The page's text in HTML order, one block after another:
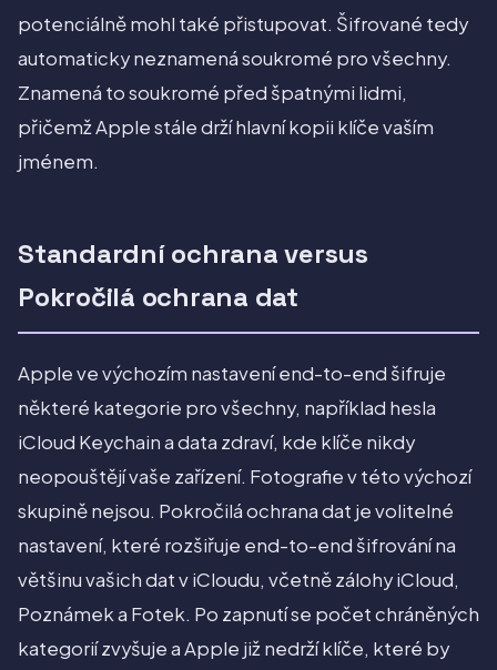
potenciálně mohl také přistupovat. Šifrované tedy
automaticky neznamená soukromé pro všechny.
Znamená to soukromé před špatnými lidmi,
přičemž Apple stále drží hlavní kopii klíče vaším
jménem.
Standardní ochrana versus
Pokročilá ochrana dat
Apple ve výchozím nastavení end-to-end šifruje
některé kategorie pro všechny, například hesla
iCloud Keychain a data zdraví, kde klíče nikdy
neopouštějí vaše zařízení. Fotografie v této výchozí
skupině nejsou. Pokročilá ochrana dat je volitelné
nastavení, které rozšiřuje end-to-end šifrování na
většinu vašich dat v iCloudu, včetně zálohy iCloud,
Poznámek a Fotek. Po zapnutí se počet chráněných
kategorií zvyšuje a Apple již nedrží klíče, které by